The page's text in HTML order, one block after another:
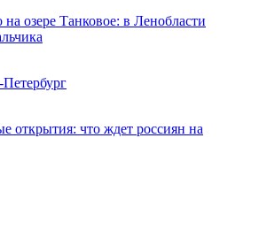
озере Танковое: в Ленобласти
открытия: что ждет россиян на